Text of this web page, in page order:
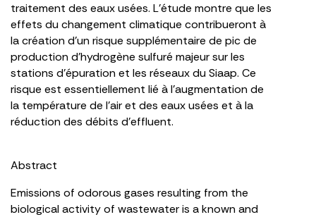
traitement des eaux usées. L’étude montre que les
effets du changement climatique contribueront à
la création d’un risque supplémentaire de pic de
production d’hydrogène sulfuré majeur sur les
stations d’épuration et les réseaux du Siaap. Ce
risque est essentiellement lié à l’augmentation de
la température de l’air et des eaux usées et à la
réduction des débits d’effluent.
Abstract
Emissions of odorous gases resulting from the
biological activity of wastewater is a known and